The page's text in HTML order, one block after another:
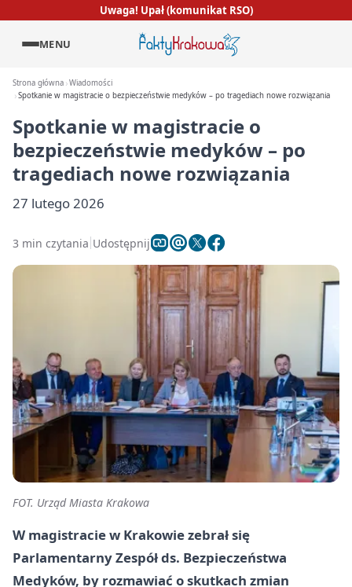
Uwaga! Upał (komunikat RSO)
MENU
Strona główna Wiadomości
Spotkanie w magistracie o bezpieczeństwie medyków – po tragediach nowe rozwiązania
Spotkanie w magistracie o
bezpieczeństwie medyków – po
tragediach nowe rozwiązania
27 lutego 2026
3 min czytania Udostępnij
FOT. Urząd Miasta Krakowa
W magistracie w Krakowie zebrał się
Parlamentarny Zespół ds. Bezpieczeństwa
Medyków, by rozmawiać o skutkach zmian